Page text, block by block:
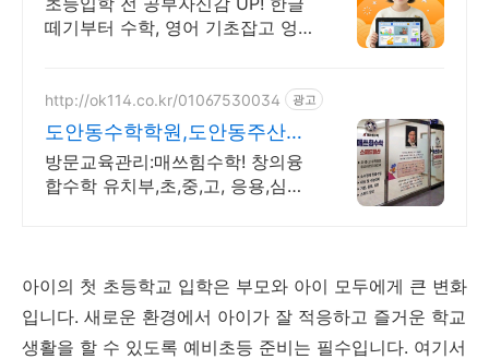
떼기부터 수학, 영어 기초잡고 엉
고, 초등 입학 전 공부준비 끝!
http://ok114.co.kr/01067530034 광고
도안동수학학원,도안동주산암
산 매쓰힘수학! 유치부,초중고
방문교육관리:매쓰힘수학! 창의융
합수학 유치부,초,중,고, 응용,심화!
아이의 첫 초등학교 입학은 부모와 아이 모두에게 큰 변화
입니다. 새로운 환경에서 아이가 잘 적응하고 즐거운 학교
생활을 할 수 있도록 예비초등 준비는 필수입니다. 여기서